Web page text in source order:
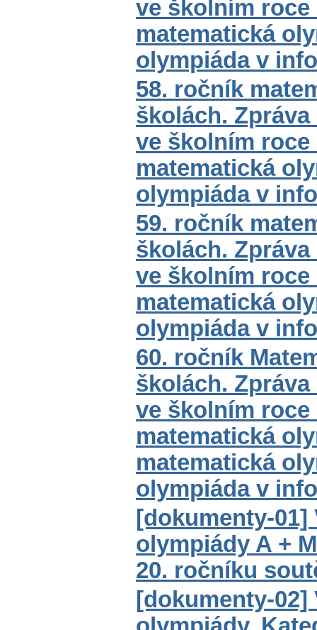
ve školním roce
matematická
olympiáda v
58. ročník
školách.
ve školním roce
matematická
olympiáda v
59. ročník
školách.
ve školním roce
matematická
olympiáda v
60. ročník
školách.
ve školním roce
matematická
matematická
olympiáda v
[dokumenty-
olympiády A +
20. ročníku
[dokumenty-